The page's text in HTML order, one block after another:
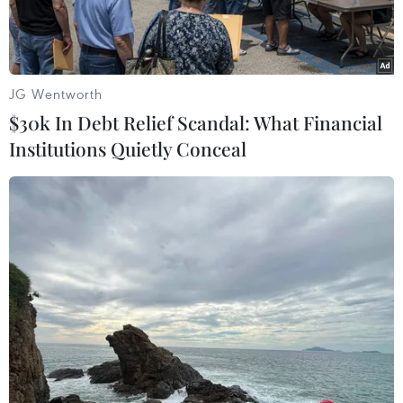
Giao dịch tại doanh nghiệp vàng. (Ảnh: PV/Vietnam+)
Sau khi tăng mạnh trong những ngày qua, giá
vàng trong nước tiếp tục giảm trong phiên mở
cửa ngày 10/1 với mức điều chỉnh từ 50.000-
100.000 đồng mỗi lượng.
JG Wentworth
$30k In Debt Relief Scandal: What Financial
Institutions Quietly Conceal